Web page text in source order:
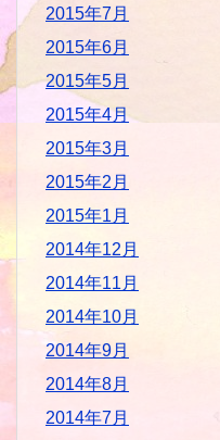
2015年7月
2015年6月
2015年5月
2015年4月
2015年3月
2015年2月
2015年1月
2014年12月
2014年11月
2014年10月
2014年9月
2014年8月
2014年7月